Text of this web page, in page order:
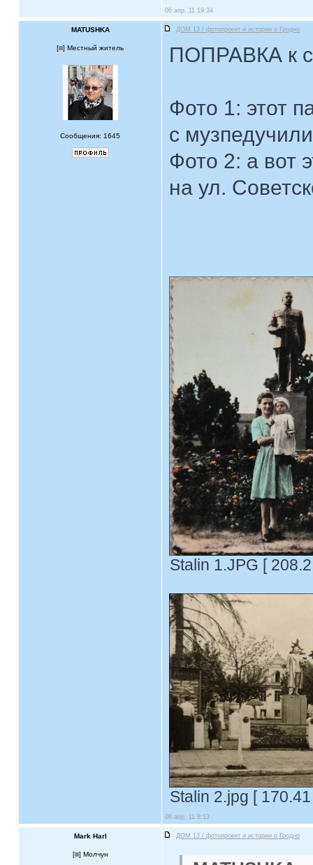
06 апр, 11 19:34
MATUSHKA ДОМ 13 / фотопроект и истории о Гродно
[ ] Местный житель
Сообщения: 1645
ПОПРАВКА к
Фото 1: этот
с
Фото 2: а вот
на ул.
Stalin 1.JPG [
Stalin 2.jpg [
08 апр, 11 8:13
Mark Harl ДОМ 13 / фотопроект и истории о Гродно
[ ] Молчун